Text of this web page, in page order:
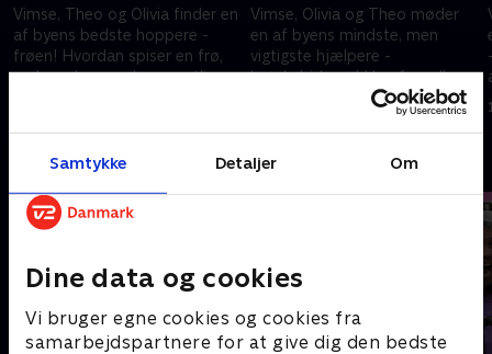
Samtykke Detaljer Om
Dine data og cookies
Vi bruger egne cookies og cookies fra
samarbejdspartnere for at give dig den bedste
Vimse, Theo og Olivia finder en
af byens bedste hoppere -
frøen! Hvordan spiser en frø,
og hvordan ser den egentlig ud
Vimse, Olivia og Theo møder
en af byens mindste, men
vigtigste hjælpere -
bænkebideren! Hvorfor ruller
den lille krabat sig sammen
12. april 2025 • 4 min
Andre så også